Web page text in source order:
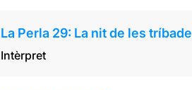
La Perla 29: La nit de les
Intèrpret